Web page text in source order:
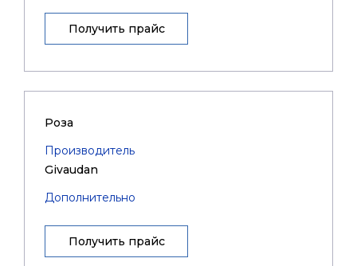
Получить прайс
Роза
Производитель
Givaudan
Дополнительно
Получить прайс